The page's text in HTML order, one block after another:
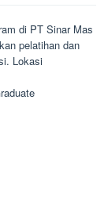
di PT Sinar Mas
pelatihan dan
Lokasi